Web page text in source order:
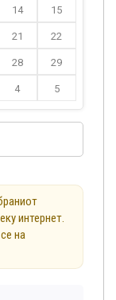
14 15
21 22
28 29
4 5
интернет.
на